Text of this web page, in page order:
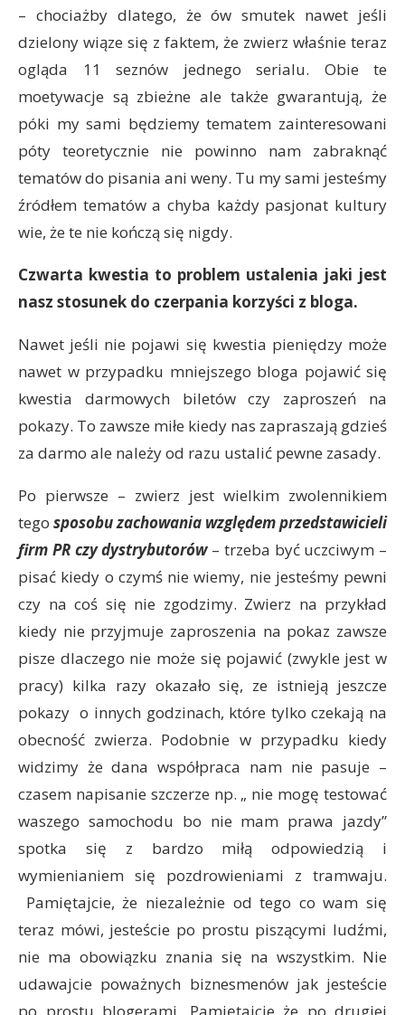
– chociażby dlatego, że ów smutek nawet jeśli
dzielony wiąze się z faktem, że zwierz właśnie teraz
ogląda 11 seznów jednego serialu. Obie te
moetywacje są zbieżne ale także gwarantują, że
póki my sami będziemy tematem zainteresowani
póty teoretycznie nie powinno nam zabraknąć
tematów do pisania ani weny. Tu my sami jesteśmy
źródłem tematów a chyba każdy pasjonat kultury
wie, że te nie kończą się nigdy.
Czwarta kwestia to problem ustalenia jaki jest
nasz stosunek do czerpania korzyści z bloga.
Nawet jeśli nie pojawi się kwestia pieniędzy może
nawet w przypadku mniejszego bloga pojawić się
kwestia darmowych biletów czy zaproszeń na
pokazy. To zawsze miłe kiedy nas zapraszają gdzieś
za darmo ale należy od razu ustalić pewne zasady.
Po pierwsze – zwierz jest wielkim zwolennikiem
tego sposobu zachowania względem przedstawicieli
firm PR czy dystrybutorów– trzeba być uczciwym –
pisać kiedy o czymś nie wiemy, nie jesteśmy pewni
czy na coś się nie zgodzimy. Zwierz na przykład
kiedy nie przyjmuje zaproszenia na pokaz zawsze
pisze dlaczego nie może się pojawić (zwykle jest w
pracy) kilka razy okazało się, ze istnieją jeszcze
pokazy o innych godzinach, które tylko czekają na
obecność zwierza. Podobnie w przypadku kiedy
widzimy że dana współpraca nam nie pasuje –
czasem napisanie szczerze np. „ nie mogę testować
waszego samochodu bo nie mam prawa jazdy”
spotka się z bardzo miłą odpowiedzią i
wymienianiem się pozdrowieniami z tramwaju.
Pamiętajcie, że niezależnie od tego co wam się
teraz mówi, jesteście po prostu piszącymi ludźmi,
nie ma obowiązku znania się na wszystkim. Nie
udawajcie poważnych biznesmenów jak jesteście